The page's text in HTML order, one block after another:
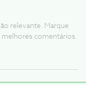
relevante. Marque
melhores comentários.